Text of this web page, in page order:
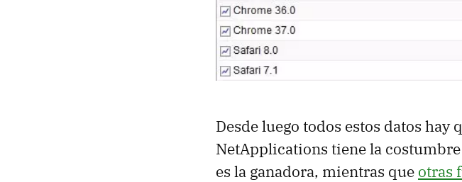
Desde luego todos estos datos
NetApplications tiene la
es la ganadora, mientras que otras